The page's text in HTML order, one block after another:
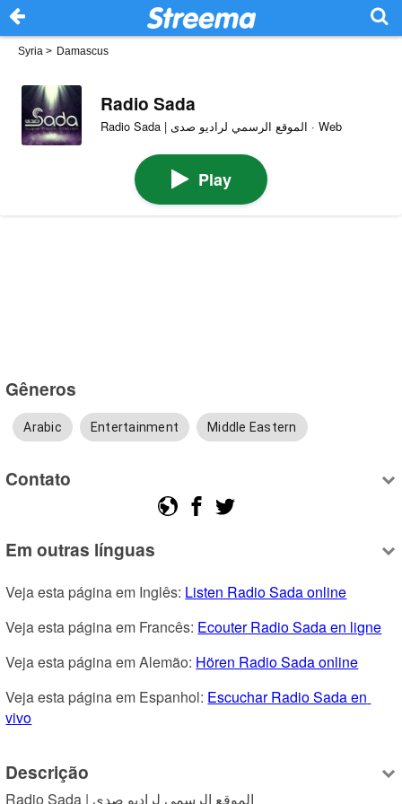
Syria > Damascus
Radio Sada
Radio Sada | الموقع الرسمي لراديو صدى · Web
Play
Gêneros
Arabic Entertainment Middle Eastern
Contato
Em outras línguas
Veja esta página em Inglês: Listen Radio Sada online
Veja esta página em Francês: Ecouter Radio Sada en ligne
Veja esta página em Alemão: Hören Radio Sada online
Veja esta página em Espanhol: Escuchar Radio Sada en
vivo
Descrição
Radio Sada | الموقع الرسمي لراديو صدى